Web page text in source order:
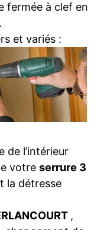
fermée à clef en
et variés :
l’intérieur
votre serrure 3
la détresse
,